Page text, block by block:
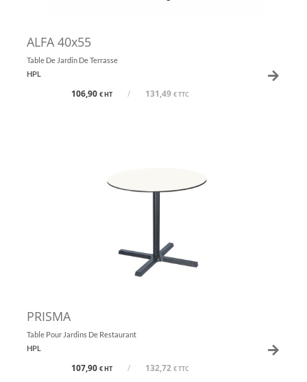
ALFA 40x55
Table De Jardin De Terrasse
HPL
106,90 € HT / 131,49 € TTC
PRISMA
Table Pour Jardins De Restaurant
HPL
107,90 € HT / 132,72 € TTC